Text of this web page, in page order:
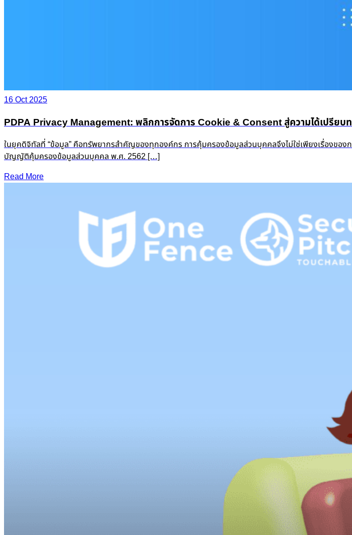
16 Oct 2025
PDPA Privacy Management: พลิกการจัดการ Cookie & Consent สู่ความได้เปรียบ
ในยุคดิจิทัลที่ “ข้อมูล” คือทรัพยากรสำคัญของทุกองค์กร การคุ้มครองข้อมูลส่วนบุคคลจึงไม่ใช่เพียงเรื่องของ
บัญญัติคุ้มครองข้อมูลส่วนบุคคล พ.ศ. 2562 […]
Read More